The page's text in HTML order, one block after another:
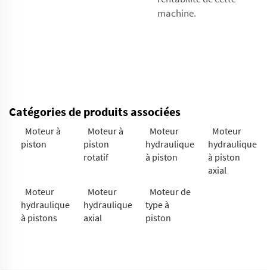
machine.
Catégories de produits associées
Moteur à
piston
Moteur à
piston
rotatif
Moteur
hydraulique
à piston
Moteur
hydraulique
à piston
axial
Moteur
hydraulique
à pistons
Moteur
hydraulique
axial
Moteur de
type à
piston